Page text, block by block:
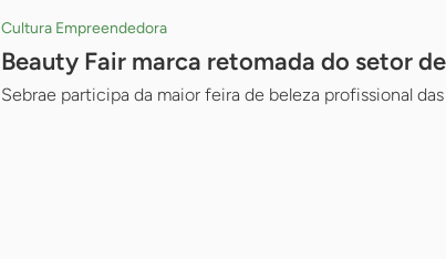
Cultura Empreendedora
Beauty Fair marca retomada do setor
Sebrae participa da maior feira de beleza profissional